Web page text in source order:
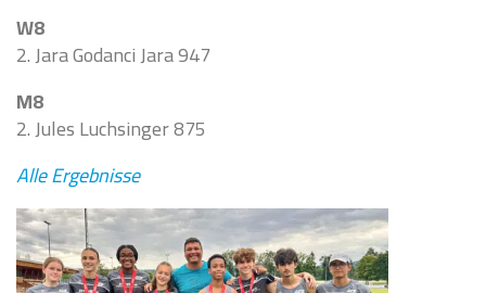
W8
2. Jara Godanci Jara 947
M8
2. Jules Luchsinger 875
Alle Ergebnisse